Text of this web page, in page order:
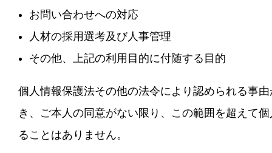
お問い合わせへの対応
人材の採用選考及び人事管理
その他、上記の利用目的に付随する目的
個人情報保護法その他の法令により認められる事
き、ご本人の同意がない限り、この範囲を超えて
ることはありません。